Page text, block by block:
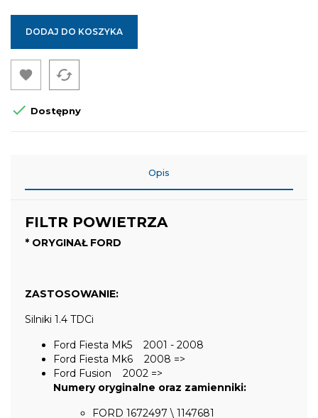
DODAJ DO KOSZYKA
 cached
 Dostępny
Opis
FILTR POWIETRZA
* ORYGINAŁ FORD
ZASTOSOWANIE:
Silniki 1.4 TDCi
Ford Fiesta Mk5 2001 - 2008
Ford Fiesta Mk6 2008 =>
Ford Fusion 2002 =>
Numery oryginalne oraz zamienniki:
FORD 1672497 \ 1147681